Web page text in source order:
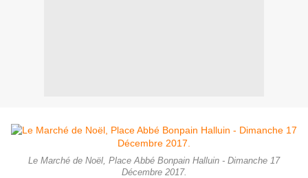
Le Marché de Noël, Place Abbé Bonpain Halluin - Dimanche 17
Décembre 2017.